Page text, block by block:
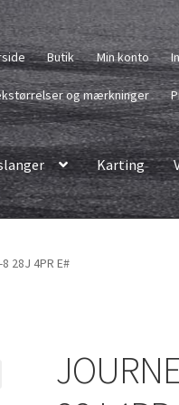
Butik Min konto
og mærkninger
Karting
28J 4PR E#